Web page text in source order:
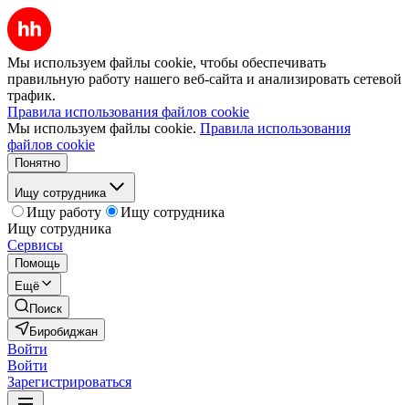
Мы используем файлы cookie, чтобы обеспечивать
правильную работу нашего веб-сайта и анализировать сетевой
трафик.
Правила использования файлов cookie
Мы используем файлы cookie. Правила использования
файлов cookie
Понятно
Ищу сотрудника
Ищу работу
Ищу сотрудника
Ищу сотрудника
Сервисы
Помощь
Ещё
Поиск
Биробиджан
Войти
Войти
Зарегистрироваться